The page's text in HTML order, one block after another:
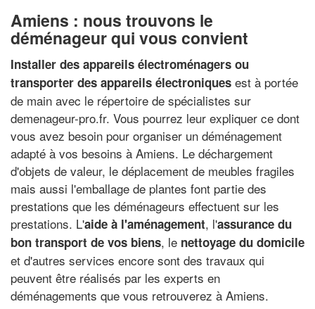
Amiens : nous trouvons le
déménageur qui vous convient
Installer des appareils électroménagers ou
transporter des appareils électroniques est à portée
de main avec le répertoire de spécialistes sur
demenageur-pro.fr. Vous pourrez leur expliquer ce dont
vous avez besoin pour organiser un déménagement
adapté à vos besoins à Amiens. Le déchargement
d'objets de valeur, le déplacement de meubles fragiles
mais aussi l'emballage de plantes font partie des
prestations que les déménageurs effectuent sur les
prestations. L'aide à l'aménagement, l'assurance du
bon transport de vos biens, le nettoyage du domicile
et d'autres services encore sont des travaux qui
peuvent être réalisés par les experts en
déménagements que vous retrouverez à Amiens.